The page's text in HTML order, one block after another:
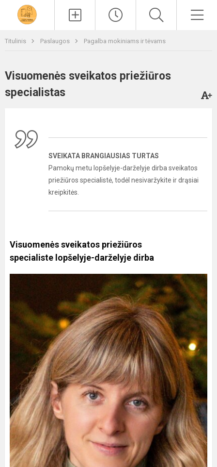
Titulinis Paslaugos Pagalba mokiniams ir tėvams
Visuomenės sveikatos priežiūros
specialistas
SVEIKATA BRANGIAUSIAS TURTAS
Pamokų metu lopšelyje-darželyje dirba sveikatos
priežiūros specialistė, todėl nesivaržykite ir drąsiai
kreipkitės.
Visuomenės sveikatos priežiūros
specialiste lopšelyje-darželyje dirba